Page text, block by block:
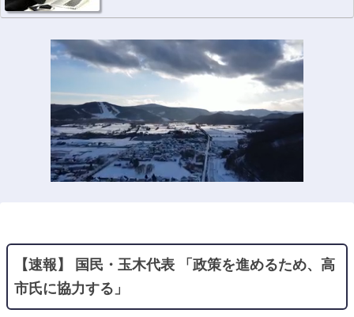
【速報】 国民・玉木代表 「政策を進めるため、高
市氏に協力する」